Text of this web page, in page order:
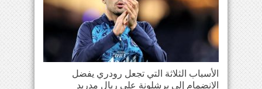
الأسباب الثلاثة التي تجعل رودري يفضل
الانضمام إلى برشلونة على ريال مدريد